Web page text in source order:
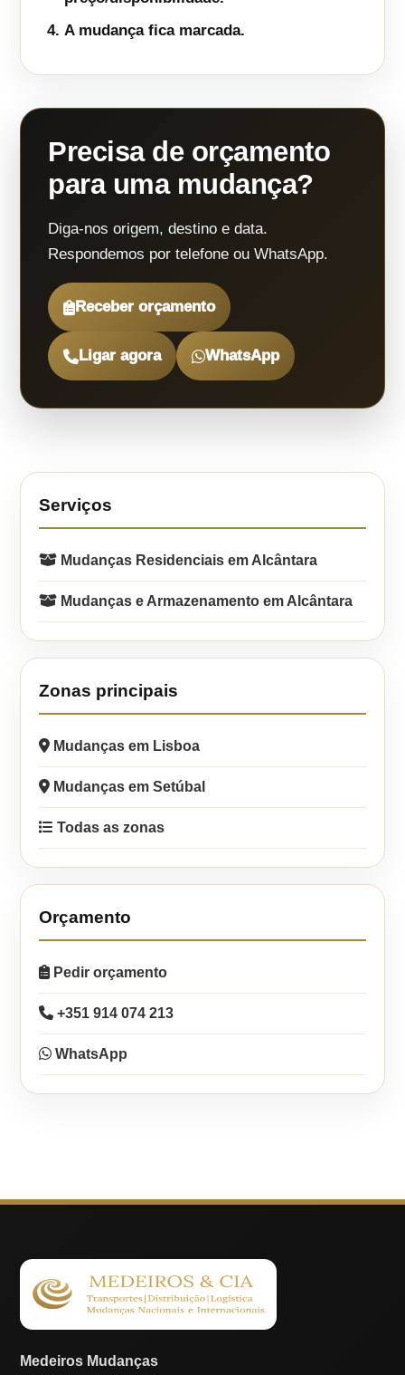
A mudança fica marcada.
Precisa de orçamento
para uma mudança?
Diga-nos origem, destino e data.
Respondemos por telefone ou WhatsApp.
Receber orçamento
Ligar agora WhatsApp
Serviços
Mudanças Residenciais em Alcântara
Mudanças e Armazenamento em Alcântara
Zonas principais
Mudanças em Lisboa
Mudanças em Setúbal
Todas as zonas
Orçamento
Pedir orçamento
+351 914 074 213
WhatsApp
Medeiros Mudanças